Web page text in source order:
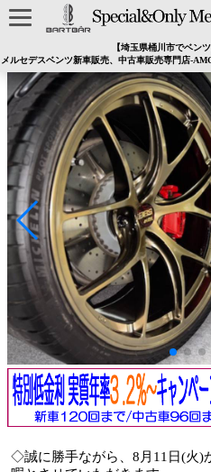
【埼玉県桶川市でベン
メルセデスベンツ新車販売、中古車販売専門店-
◇誠に勝手ながら、8月11日(火)